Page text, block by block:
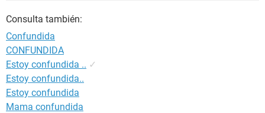
Consulta también:
Confundida
CONFUNDIDA
Estoy confundida .. ✓
Estoy confundida..
Estoy confundida
Mama confundida